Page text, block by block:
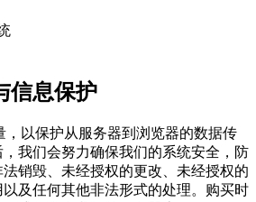
信息保护
，以保护从服务器到浏览器的数据传
我们会努力确保我们的系统安全，防
销毁、未经授权的更改、未经授权的
及任何其他非法形式的处理。购买时